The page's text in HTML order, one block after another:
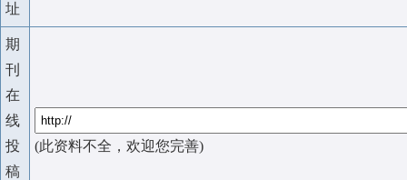
址
期
刊
在
线
投
稿
(此资料不全，欢迎您完善)